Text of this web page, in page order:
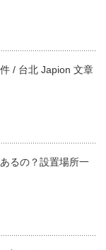
/ 台北 Japion 文章
るの？設置場所一